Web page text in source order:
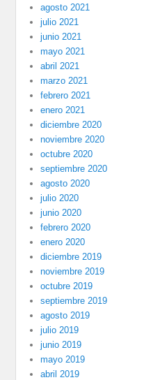
agosto 2021
julio 2021
junio 2021
mayo 2021
abril 2021
marzo 2021
febrero 2021
enero 2021
diciembre 2020
noviembre 2020
octubre 2020
septiembre 2020
agosto 2020
julio 2020
junio 2020
febrero 2020
enero 2020
diciembre 2019
noviembre 2019
octubre 2019
septiembre 2019
agosto 2019
julio 2019
junio 2019
mayo 2019
abril 2019